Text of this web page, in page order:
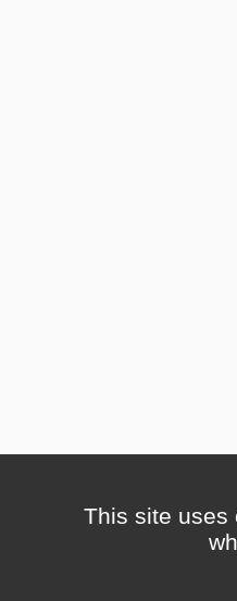
This site uses